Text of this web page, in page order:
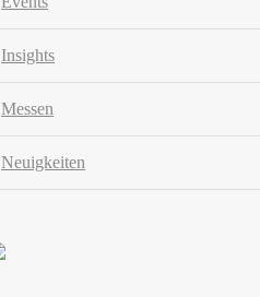
Insights
Messen
Neuigkeiten